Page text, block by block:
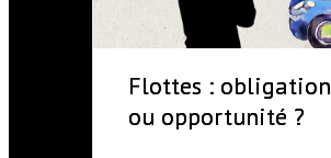
Flottes : obligation
ou opportunité ?